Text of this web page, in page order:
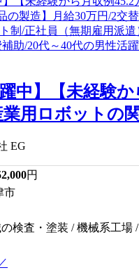
躍中】【未経験
業用ロボットの
EG
円
市
検査・塗装 / 機械系工場